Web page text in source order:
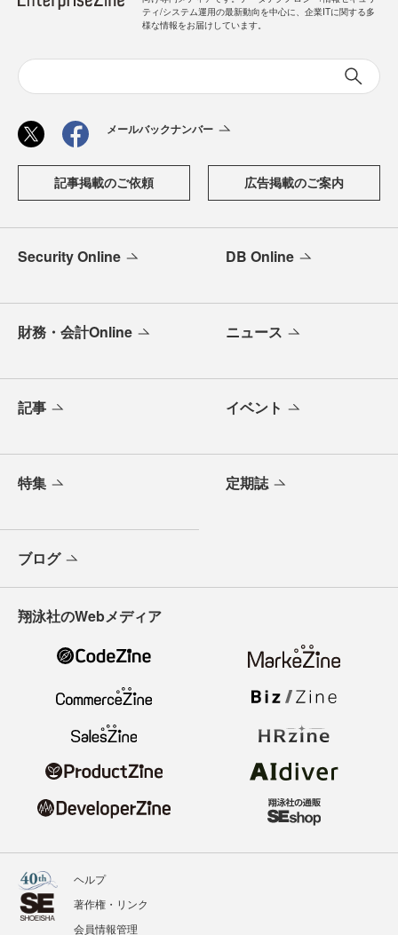
ティ/システム運用の最新動向を中心に、企業ITに関する多
様な情報をお届けしています。
メールバックナンバー
記事掲載のご依頼 広告掲載のご案内
Security Online DB Online
財務・会計Online ニュース
記事 イベント
特集 定期誌
ブログ
翔泳社のWebメディア
ヘルプ
著作権・リンク
会員情報管理